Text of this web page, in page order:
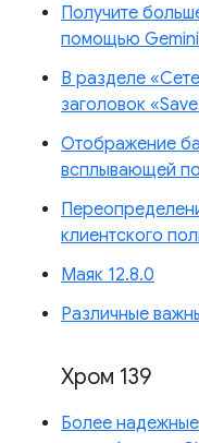
Получите
помощью
В разделе
заголовок
Отображение
всплывающей
клиентского
Маяк 12.8.0
Различные
Хром 139
Более